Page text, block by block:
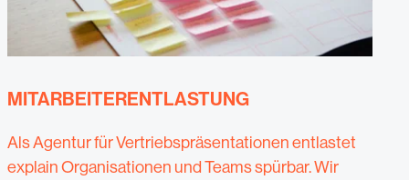
MITARBEITERENTLASTUNG
Als Agentur für Vertriebspräsentationen entlastet
explain Organisationen und Teams spürbar. Wir